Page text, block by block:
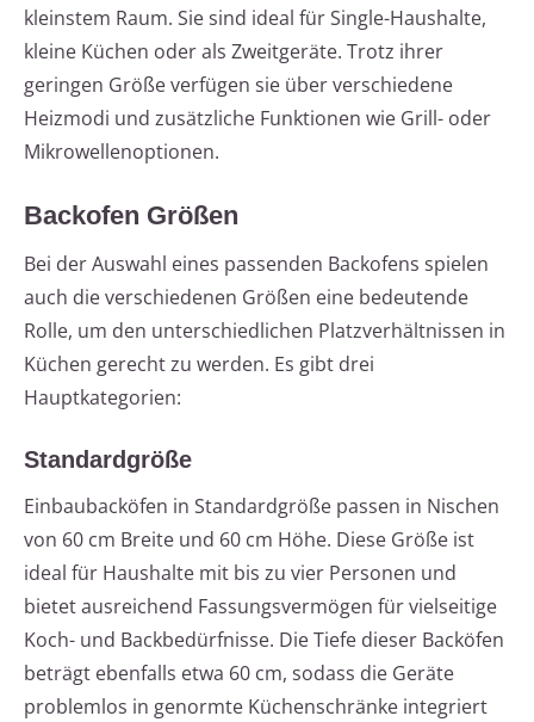
kleinstem Raum. Sie sind ideal für Single-Haushalte,
kleine Küchen oder als Zweitgeräte. Trotz ihrer
geringen Größe verfügen sie über verschiedene
Heizmodi und zusätzliche Funktionen wie Grill- oder
Mikrowellenoptionen.
Backofen Größen
Bei der Auswahl eines passenden Backofens spielen
auch die verschiedenen Größen eine bedeutende
Rolle, um den unterschiedlichen Platzverhältnissen in
Küchen gerecht zu werden. Es gibt drei
Hauptkategorien:
Standardgröße
Einbaubacköfen in Standardgröße passen in Nischen
von 60 cm Breite und 60 cm Höhe. Diese Größe ist
ideal für Haushalte mit bis zu vier Personen und
bietet ausreichend Fassungsvermögen für vielseitige
Koch- und Backbedürfnisse. Die Tiefe dieser Backöfen
beträgt ebenfalls etwa 60 cm, sodass die Geräte
problemlos in genormte Küchenschränke integriert